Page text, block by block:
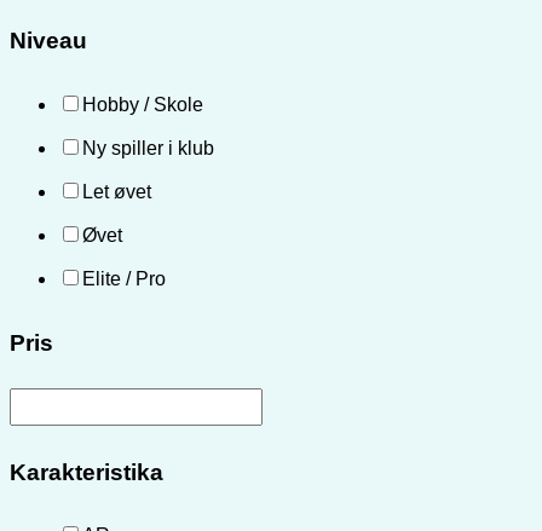
Niveau
Hobby / Skole
Ny spiller i klub
Let øvet
Øvet
Elite / Pro
Pris
Karakteristika